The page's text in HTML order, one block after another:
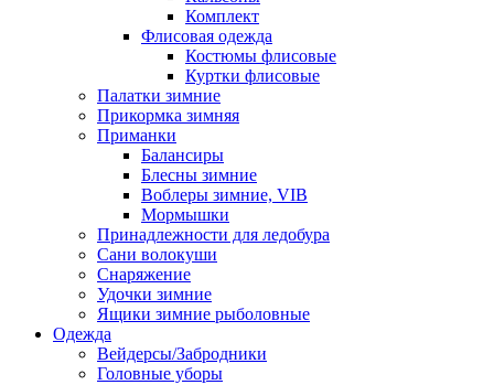
Комплект
Флисовая одежда
Костюмы флисовые
Куртки флисовые
Палатки зимние
Прикормка зимняя
Приманки
Балансиры
Блесны зимние
Воблеры зимние, VIB
Мормышки
Принадлежности для ледобура
Сани волокуши
Снаряжение
Удочки зимние
Ящики зимние рыболовные
Одежда
Вейдерсы/Забродники
Головные уборы